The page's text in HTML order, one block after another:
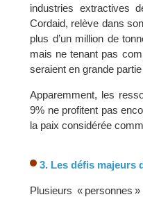
industries extractives
Cordaid, relève dans
plus d’un million de
mais ne tenant pas
seraient en grande
Apparemment, les
9% ne profitent pas
la paix considérée
3. Les défis majeurs
Plusieurs « personnes